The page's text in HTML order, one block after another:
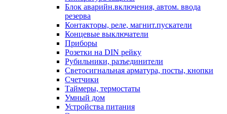
Блок аварийн.включения, автом. ввода
резерва
Контакторы, реле, магнит.пускатели
Концевые выключатели
Приборы
Розетки на DIN рейку
Рубильники, разъединители
Светосигнальная арматура, посты, кнопки
Счетчики
Таймеры, термостаты
Умный дом
Устройства питания